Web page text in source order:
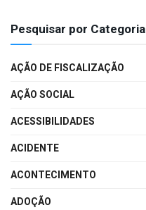
Pesquisar por Categoria
AÇÃO DE FISCALIZAÇÃO
AÇÃO SOCIAL
ACESSIBILIDADES
ACIDENTE
ACONTECIMENTO
ADOÇÃO